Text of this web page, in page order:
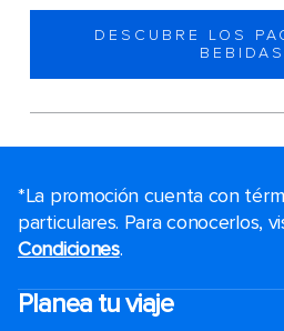
DESCUBRE LOS
BEBIDAS
*La promoción cuenta con
particulares. Para conocerlos,
Condiciones.
Planea tu viaje